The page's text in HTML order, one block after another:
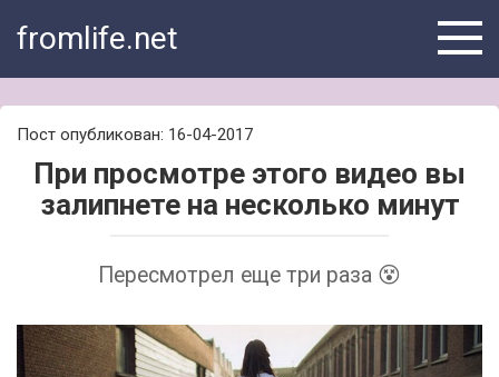
fromlife.net
Пост опубликован: 16-04-2017
При просмотре этого видео вы
залипнете на несколько минут
Пересмотрел еще три раза 😵